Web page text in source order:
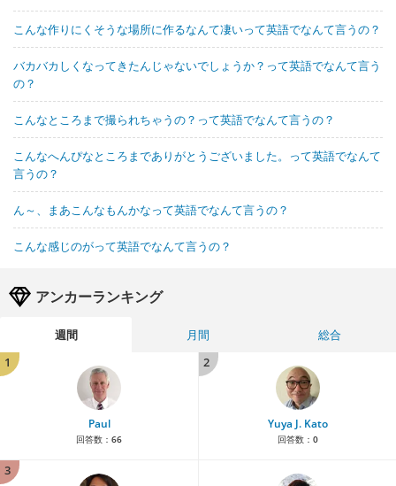
こんな作りにくそうな場所に作るなんて凄いって英語でなんて言うの？
バカバカしくなってきたんじゃないでしょうか？って英語でなんて言う
の？
こんなところまで撮られちゃうの？って英語でなんて言うの？
こんなへんぴなところまでありがとうございました。って英語でなんて
言うの？
ん～、まあこんなもんかなって英語でなんて言うの？
こんな感じのがって英語でなんて言うの？
アンカーランキング
週間 月間
総合
1
Paul
回答数： 66
2
Yuya J. Kato
回答数： 0
3